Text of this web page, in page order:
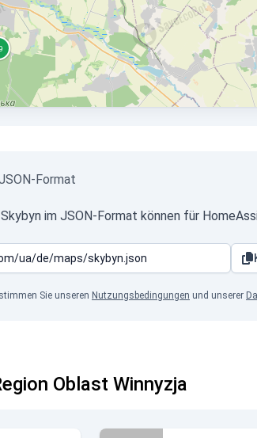
Format
im JSON-Format können für
Sie unseren Nutzungsbedingungen und unserer
Oblast Winnyzja